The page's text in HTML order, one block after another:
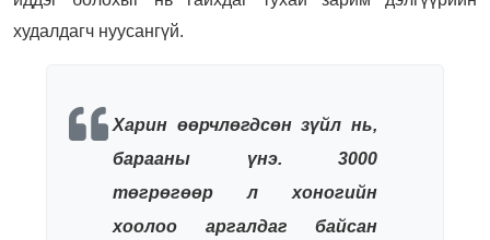
худалдагч нуусангүй.
Харин өөрчлөгдсөн зүйл нь,
барааны үнэ. 3000
төгрөгөөр л хоногийн
хоолоо аргалдаг байсан